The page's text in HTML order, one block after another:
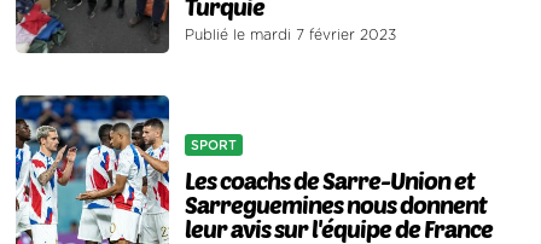
Publié le mardi 7 février 2023
SPORT
Les coachs de Sarre-Union et
Sarreguemines nous donnent
leur avis sur l'équipe de France